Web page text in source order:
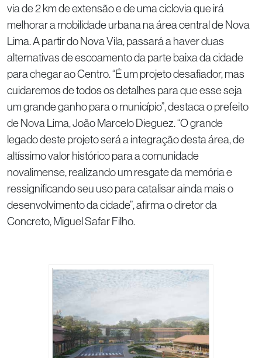
via de 2 km de extensão e de uma ciclovia que irá
melhorar a mobilidade urbana na área central de Nova
Lima. A partir do Nova Vila, passará a haver duas
alternativas de escoamento da parte baixa da cidade
para chegar ao Centro. “É um projeto desafiador, mas
cuidaremos de todos os detalhes para que esse seja
um grande ganho para o município”, destaca o prefeito
de Nova Lima, João Marcelo Dieguez. “O grande
legado deste projeto será a integração desta área, de
altíssimo valor histórico para a comunidade
novalimense, realizando um resgate da memória e
ressignificando seu uso para catalisar ainda mais o
desenvolvimento da cidade”, afirma o diretor da
Concreto, Miguel Safar Filho.